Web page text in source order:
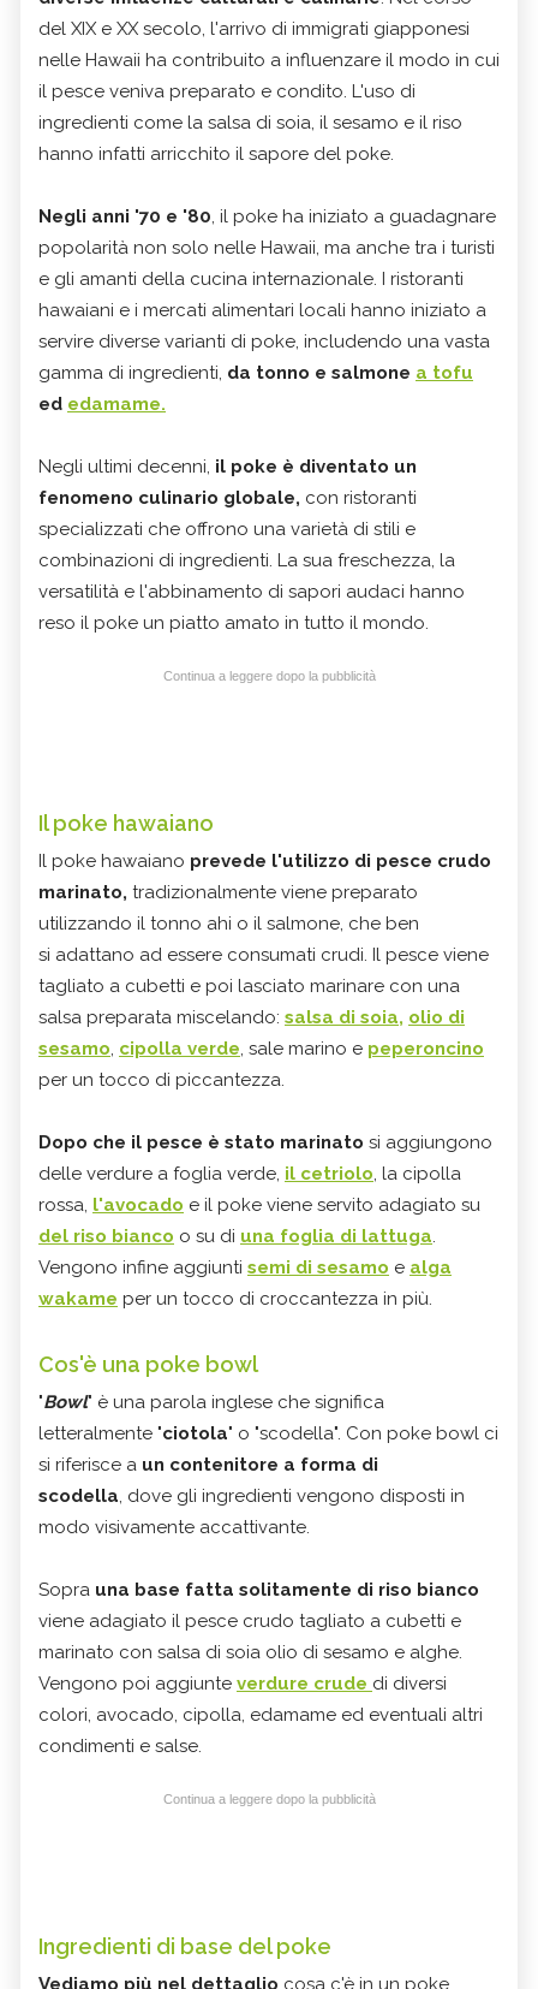
del XIX e XX secolo, l'arrivo di immigrati giapponesi
nelle Hawaii ha contribuito a influenzare il modo in cui
il pesce veniva preparato e condito. L'uso di
ingredienti come la salsa di soia, il sesamo e il riso
hanno infatti arricchito il sapore del poke.
Negli anni '70 e '80, il poke ha iniziato a guadagnare
popolarità non solo nelle Hawaii, ma anche tra i turisti
e gli amanti della cucina internazionale. I ristoranti
hawaiani e i mercati alimentari locali hanno iniziato a
servire diverse varianti di poke, includendo una vasta
gamma di ingredienti, da tonno e salmone a tofu
ed edamame.
Negli ultimi decenni, il poke è diventato un
fenomeno culinario globale, con ristoranti
specializzati che offrono una varietà di stili e
combinazioni di ingredienti. La sua freschezza, la
versatilità e l'abbinamento di sapori audaci hanno
reso il poke un piatto amato in tutto il mondo.
Continua a leggere dopo la pubblicità
Il poke hawaiano
Il poke hawaiano prevede l'utilizzo di pesce crudo
marinato, tradizionalmente viene preparato
utilizzando il tonno ahi o il salmone, che ben
si adattano ad essere consumati crudi. Il pesce viene
tagliato a cubetti e poi lasciato marinare con una
salsa preparata miscelando: salsa di soia, olio di
sesamo, cipolla verde, sale marino e peperoncino
per un tocco di piccantezza.
Dopo che il pesce è stato marinato si aggiungono
delle verdure a foglia verde, il cetriolo, la cipolla
rossa, l'avocado e il poke viene servito adagiato su
del riso bianco o su di una foglia di lattuga.
Vengono infine aggiunti semi di sesamo e alga
wakame per un tocco di croccantezza in più.
Cos'è una poke bowl
"Bowl" è una parola inglese che significa
letteralmente "ciotola" o "scodella". Con poke bowl ci
si riferisce a un contenitore a forma di
scodella, dove gli ingredienti vengono disposti in
modo visivamente accattivante.
Sopra una base fatta solitamente di riso bianco
viene adagiato il pesce crudo tagliato a cubetti e
marinato con salsa di soia olio di sesamo e alghe.
Vengono poi aggiunte verdure crude di diversi
colori, avocado, cipolla, edamame ed eventuali altri
condimenti e salse.
Continua a leggere dopo la pubblicità
Ingredienti di base del poke
Vediamo più nel dettaglio cosa c'è in un poke